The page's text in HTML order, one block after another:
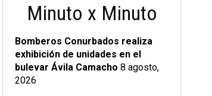
Minuto x Minuto
Bomberos Conurbados realiza
exhibición de unidades en el
bulevar Ávila Camacho 8 agosto,
2026